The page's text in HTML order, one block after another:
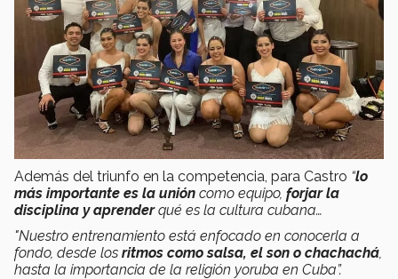
Además del triunfo en la competencia, para Castro “lo
más importante es la unión como equipo, forjar la
disciplina y aprenderqué es la cultura cubana…
"Nuestro entrenamiento está enfocado en conocerla a
fondo, desde los ritmos como salsa, el son o chachachá
hasta la importancia de la religión yoruba en Cuba”.